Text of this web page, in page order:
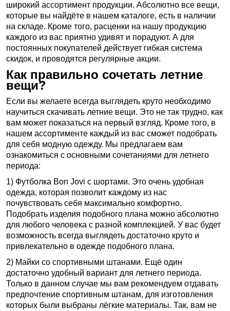
широкий ассортимент продукции. Абсолютно все вещи,
которые вы найдёте в нашем каталоге, есть в наличии
на складе. Кроме того, расценки на нашу продукцию
каждого из вас приятно удивят и порадуют. А для
постоянных покупателей действует гибкая система
скидок, и проводятся регулярные акции.
Как правильно сочетать летние
вещи?
Если вы желаете всегда выглядеть круто необходимо
научиться скачивать летние вещи. Это не так трудно, как
вам может показаться на первый взгляд. Кроме того, в
нашем ассортименте каждый из вас сможет подобрать
для себя модную одежду. Мы предлагаем вам
ознакомиться с основными сочетаниями для летнего
периода:
1) Футболка Bon Jovi с шортами. Это очень удобная
одежда, которая позволит каждому из нас
почувствовать себя максимально комфортно.
Подобрать изделия подобного плана можно абсолютно
для любого человека с разной комплекцией. У вас будет
возможность всегда выглядеть достаточно круто и
привлекательно в одежде подобного плана.
2) Майки со спортивными штанами. Ещё один
достаточно удобный вариант для летнего периода.
Только в данном случае мы вам рекомендуем отдавать
предпочтение спортивным штанам, для изготовления
которых были выбраны лёгкие материалы. Так, вам не